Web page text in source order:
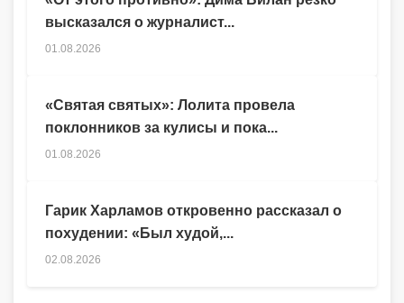
Гарик Харламов откровенно рассказал о
похудении: «Был худой,...
02.08.2026
высказался о журналист...
01.08.2026
«Святая святых»: Лолита провела
поклонников за кулисы и пока...
01.08.2026